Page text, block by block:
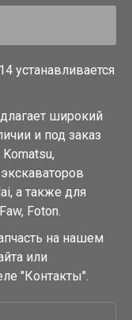
устанавливается
широкий
и под заказ
а также для
Foton.
на нашем
или
"Контакты".